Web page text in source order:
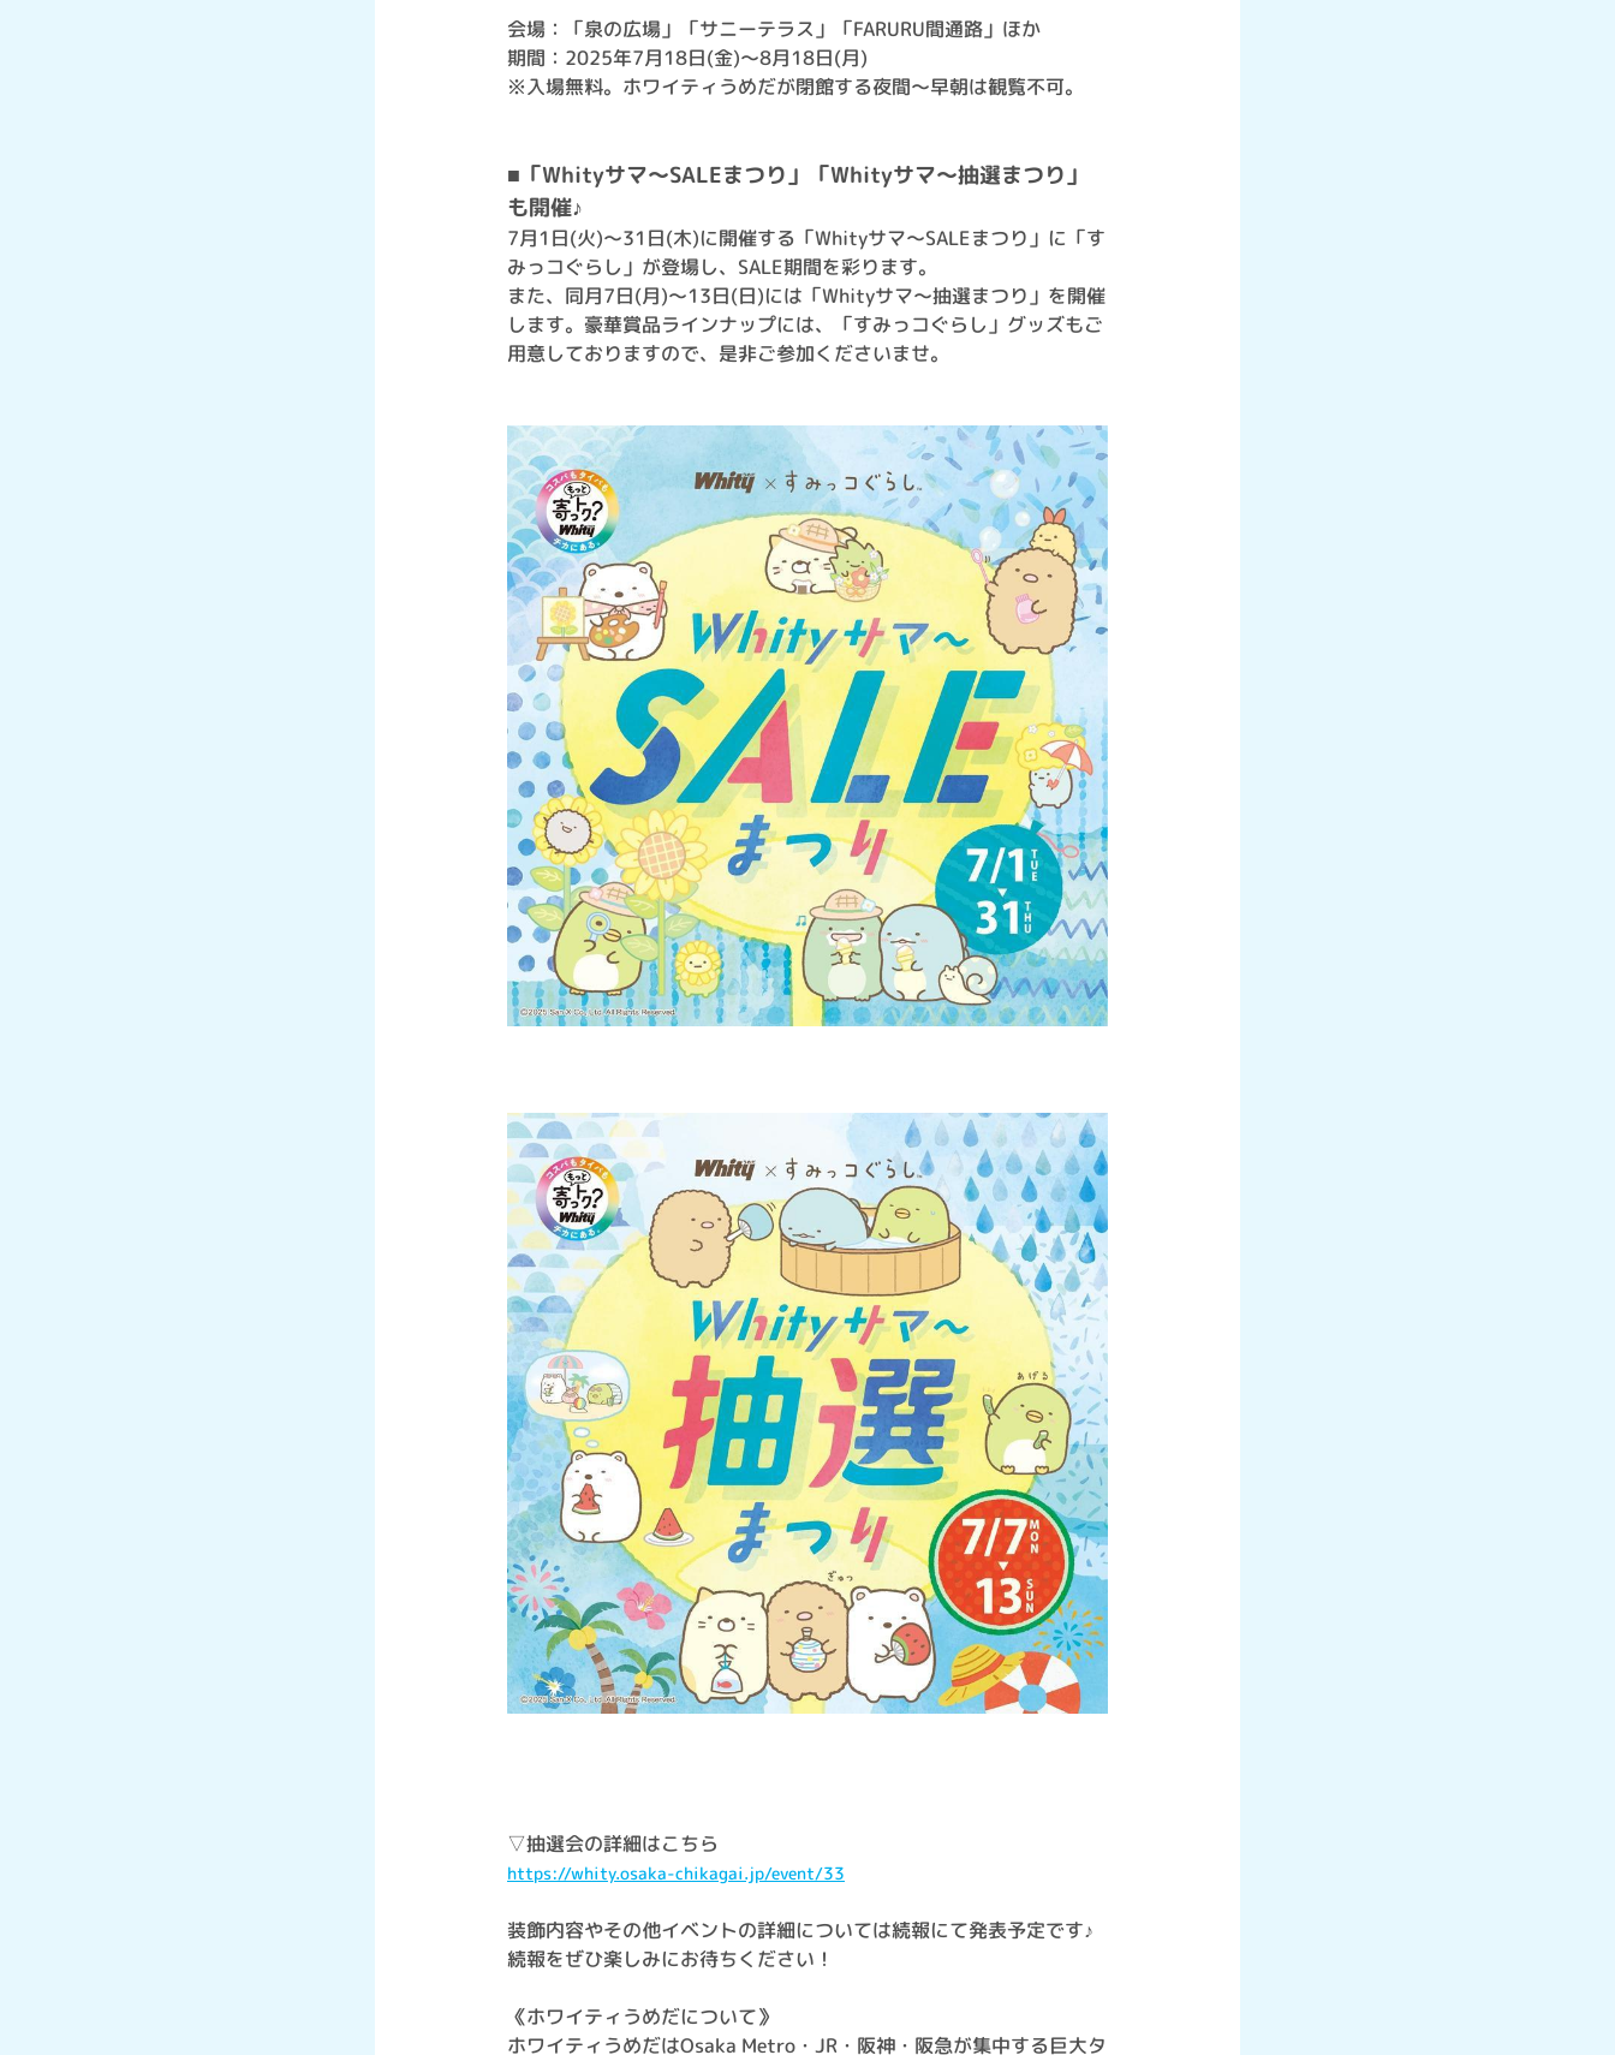
会場：「泉の広場」「サニーテラス」「FARURU間通路」ほか
期間：2025年7月18日(金)～8月18日(月)
※入場無料。ホワイティうめだが閉館する夜間～早朝は観覧不可。
■「Whityサマ～SALEまつり」「Whityサマ～抽選まつり」
も開催♪
7月1日(火)～31日(木)に開催する「Whityサマ～SALEまつり」に「す
みっコぐらし」が登場し、SALE期間を彩ります。
また、同月7日(月)～13日(日)には「Whityサマ～抽選まつり」を開催
します。豪華賞品ラインナップには、「すみっコぐらし」グッズもご
用意しておりますので、是非ご参加くださいませ。
▽抽選会の詳細はこちら
https://whity.osaka-chikagai.jp/event/33
装飾内容やその他イベントの詳細については続報にて発表予定です♪
続報をぜひ楽しみにお待ちください！
《ホワイティうめだについて》
ホワイティうめだはOsaka Metro・JR・阪神・阪急が集中する巨大タ